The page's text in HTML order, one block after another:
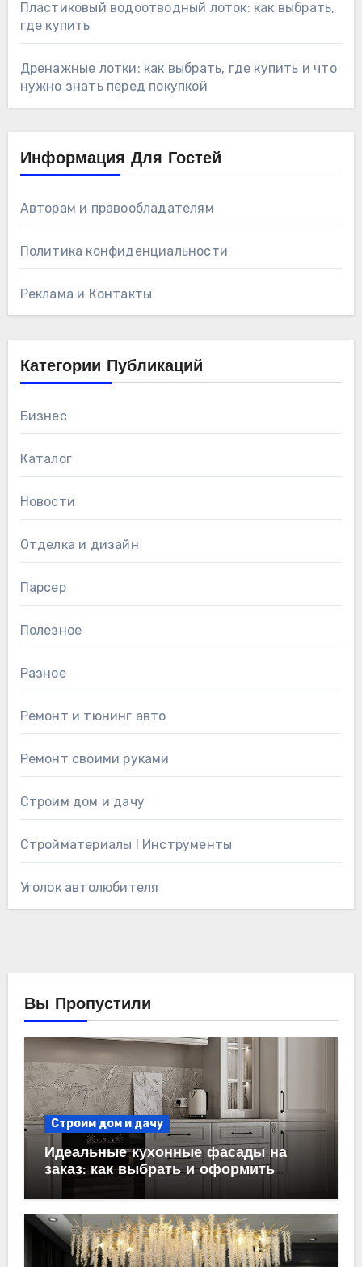
Пластиковый водоотводный лоток: как выбрать,
где купить
Дренажные лотки: как выбрать, где купить и что
нужно знать перед покупкой
Информация Для Гостей
Авторам и правообладателям
Политика конфиденциальности
Реклама и Контакты
Категории Публикаций
Бизнес
Каталог
Новости
Отделка и дизайн
Парсер
Полезное
Разное
Ремонт и тюнинг авто
Ремонт своими руками
Строим дом и дачу
Стройматериалы l Инструменты
Уголок автолюбителя
Вы Пропустили
Строим дом и дачу
Идеальные кухонные фасады на
заказ: как выбрать и оформить